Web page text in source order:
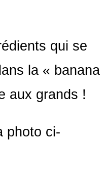
qui se
la « banana
aux grands !
photo ci-